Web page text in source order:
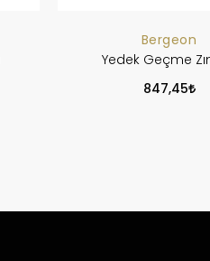
Bergeon
Yedek Geçme
847,45